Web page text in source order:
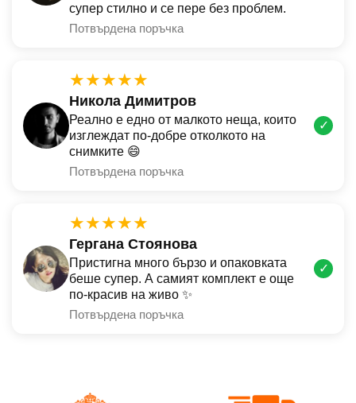
супер стилно и се пере без проблем.
Потвърдена поръчка
★★★★★
Никола Димитров
Реално е едно от малкото неща, които
изглеждат по-добре отколкото на
снимките 😄
Потвърдена поръчка
✓
★★★★★
Гергана Стоянова
Пристигна много бързо и опаковката
беше супер. А самият комплект е още
по-красив на живо ✨
Потвърдена поръчка
✓